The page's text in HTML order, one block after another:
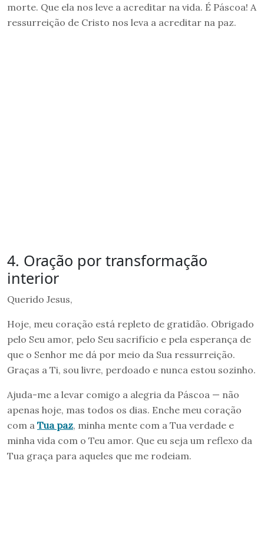
morte. Que ela nos leve a acreditar na vida. É Páscoa! A
ressurreição de Cristo nos leva a acreditar na paz.
4. Oração por transformação
interior
Querido Jesus,
Hoje, meu coração está repleto de gratidão. Obrigado
pelo Seu amor, pelo Seu sacrifício e pela esperança de
que o Senhor me dá por meio da Sua ressurreição.
Graças a Ti, sou livre, perdoado e nunca estou sozinho.
Ajuda-me a levar comigo a alegria da Páscoa — não
apenas hoje, mas todos os dias. Enche meu coração
com a Tua paz, minha mente com a Tua verdade e
minha vida com o Teu amor. Que eu seja um reflexo da
Tua graça para aqueles que me rodeiam.